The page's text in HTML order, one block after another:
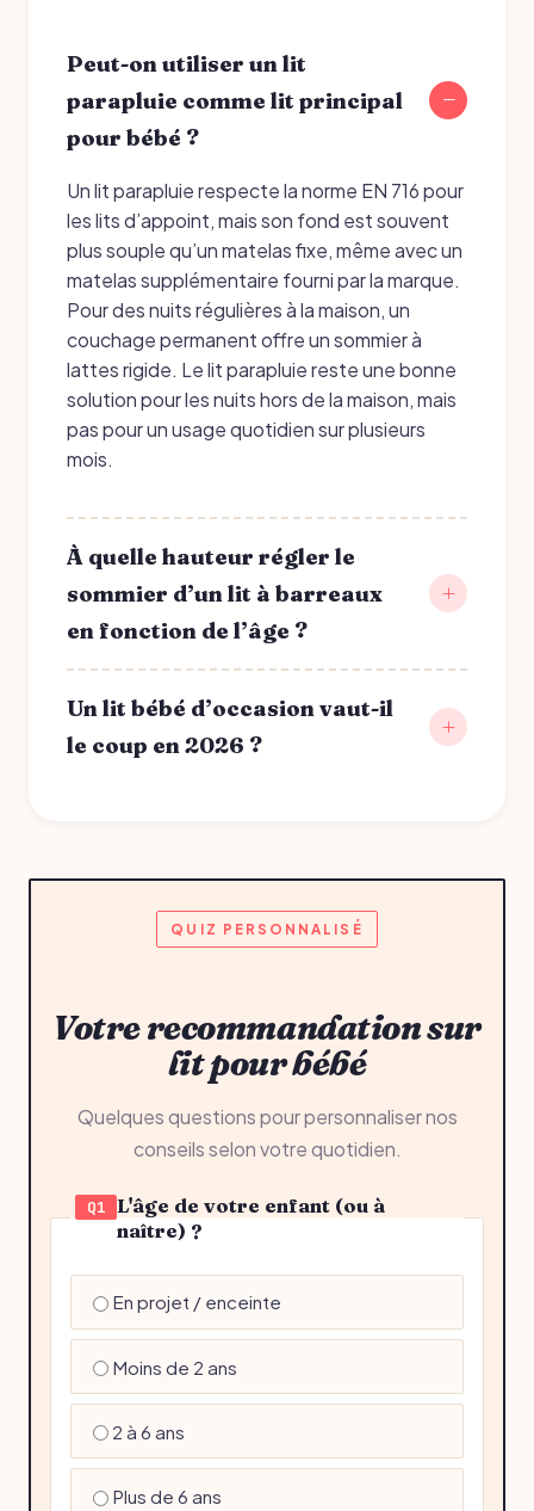
Peut-on utiliser un lit
parapluie comme lit principal
pour bébé ?
Un lit parapluie respecte la norme EN 716 pour
les lits d’appoint, mais son fond est souvent
plus souple qu’un matelas fixe, même avec un
matelas supplémentaire fourni par la marque.
Pour des nuits régulières à la maison, un
couchage permanent offre un sommier à
lattes rigide. Le lit parapluie reste une bonne
solution pour les nuits hors de la maison, mais
pas pour un usage quotidien sur plusieurs
mois.
À quelle hauteur régler le
sommier d’un lit à barreaux
en fonction de l’âge ?
Un lit bébé d’occasion vaut-il
le coup en 2026 ?
QUIZ PERSONNALISÉ
Votre recommandation sur
lit pour bébé
Quelques questions pour personnaliser nos
conseils selon votre quotidien.
Q1
L'âge de votre enfant (ou à
naître) ?
En projet / enceinte
Moins de 2 ans
2 à 6 ans
Plus de 6 ans